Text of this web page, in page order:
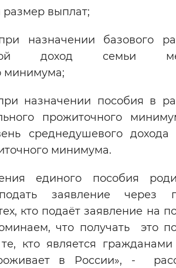
размер выплат;
назначении базового
доход семьи
минимума;
назначении пособия в
прожиточного
среднедушевого дохода
минимума.
единого пособия
заявление через
кто подаёт заявление на
что получать это
те, кто является
в России», -